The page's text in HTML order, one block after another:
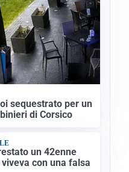
sequestrato per un
di Corsico
un 42enne
con una falsa